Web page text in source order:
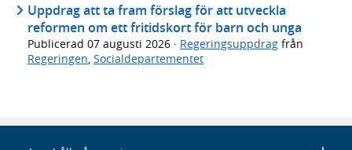
Uppdrag att ta fram förslag för att utveckla
reformen om ett fritidskort för barn och unga
Publicerad 07 augusti 2026 · Regeringsuppdrag från
Regeringen Socialdepartementet